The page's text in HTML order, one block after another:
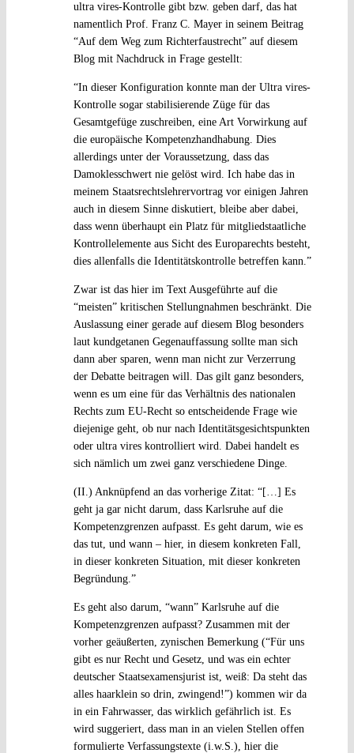
ultra vires-Kontrolle gibt bzw. geben darf, das hat
namentlich Prof. Franz C. Mayer in seinem Beitrag
“Auf dem Weg zum Richterfaustrecht” auf diesem
Blog mit Nachdruck in Frage gestellt:
“In dieser Konfiguration konnte man der Ultra vires-
Kontrolle sogar stabilisierende Züge für das
Gesamtgefüge zuschreiben, eine Art Vorwirkung auf
die europäische Kompetenzhandhabung. Dies
allerdings unter der Voraussetzung, dass das
Damoklesschwert nie gelöst wird. Ich habe das in
meinem Staatsrechtslehrervortrag vor einigen Jahren
auch in diesem Sinne diskutiert, bleibe aber dabei,
dass wenn überhaupt ein Platz für mitgliedstaatliche
Kontrollelemente aus Sicht des Europarechts besteht,
dies allenfalls die Identitätskontrolle betreffen kann.”
Zwar ist das hier im Text Ausgeführte auf die
“meisten” kritischen Stellungnahmen beschränkt. Die
Auslassung einer gerade auf diesem Blog besonders
laut kundgetanen Gegenauffassung sollte man sich
dann aber sparen, wenn man nicht zur Verzerrung
der Debatte beitragen will. Das gilt ganz besonders,
wenn es um eine für das Verhältnis des nationalen
Rechts zum EU-Recht so entscheidende Frage wie
diejenige geht, ob nur nach Identitätsgesichtspunkten
oder ultra vires kontrolliert wird. Dabei handelt es
sich nämlich um zwei ganz verschiedene Dinge.
(II.) Anknüpfend an das vorherige Zitat: “[…] Es
geht ja gar nicht darum, dass Karlsruhe auf die
Kompetenzgrenzen aufpasst. Es geht darum, wie es
das tut, und wann – hier, in diesem konkreten Fall,
in dieser konkreten Situation, mit dieser konkreten
Begründung.”
Es geht also darum, “wann” Karlsruhe auf die
Kompetenzgrenzen aufpasst? Zusammen mit der
vorher geäußerten, zynischen Bemerkung (“Für uns
gibt es nur Recht und Gesetz, und was ein echter
deutscher Staatsexamensjurist ist, weiß: Da steht das
alles haarklein so drin, zwingend!”) kommen wir da
in ein Fahrwasser, das wirklich gefährlich ist. Es
wird suggeriert, dass man in an vielen Stellen offen
formulierte Verfassungstexte (i.w.S.), hier die